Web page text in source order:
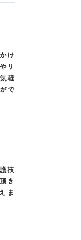
け
リ
軽
で
技
き
ま